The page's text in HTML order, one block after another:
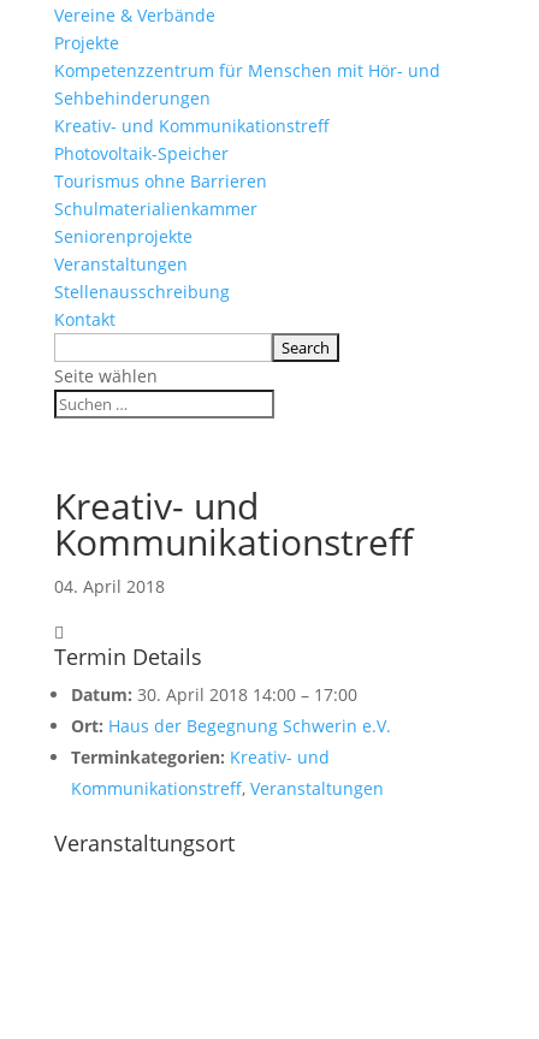
Vereine & Verbände
Projekte
Kompetenzzentrum für Menschen mit Hör- und
Sehbehinderungen
Kreativ- und Kommunikationstreff
Photovoltaik-Speicher
Tourismus ohne Barrieren
Schulmaterialienkammer
Seniorenprojekte
Veranstaltungen
Stellenausschreibung
Kontakt
Seite wählen
Kreativ- und
Kommunikationstreff
04. April 2018
Termin Details
Datum: 30. April 2018 14:00– 17:00
Ort: Haus der Begegnung Schwerin e.V.
Terminkategorien: Kreativ- und
Kommunikationstreff, Veranstaltungen
Veranstaltungsort